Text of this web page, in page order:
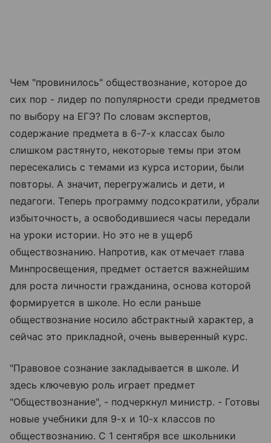
Чем "провинилось" обществознание, которое до
сих пор - лидер по популярности среди предметов
по выбору на ЕГЭ? По словам экспертов,
содержание предмета в 6-7-х классах было
слишком растянуто, некоторые темы при этом
пересекались с темами из курса истории, были
повторы. А значит, перегружались и дети, и
педагоги. Теперь программу подсократили, убрали
избыточность, а освободившиеся часы передали
на уроки истории. Но это не в ущерб
обществознанию. Напротив, как отмечает глава
Минпросвещения, предмет остается важнейшим
для роста личности гражданина, основа которой
формируется в школе. Но если раньше
обществознание носило абстрактный характер, а
сейчас это прикладной, очень выверенный курс.
"Правовое сознание закладывается в школе. И
здесь ключевую роль играет предмет
"Обществознание", - подчеркнул министр. - Готовы
новые учебники для 9-х и 10-х классов по
обществознанию. С 1 сентября все школьники